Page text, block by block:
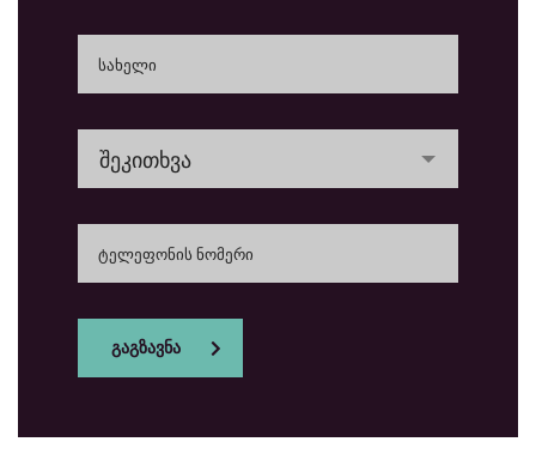
შეკითხვა
გაგზავნა